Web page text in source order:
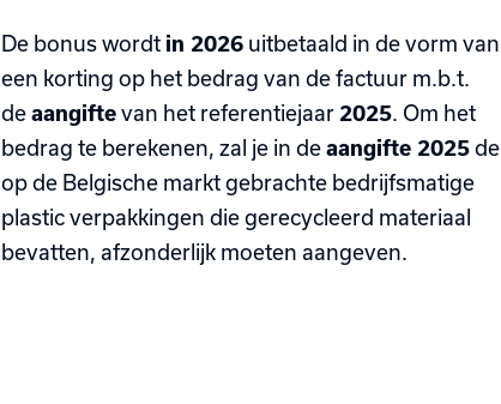
De bonus wordt in 2026 uitbetaald in de vorm van
een korting op het bedrag van de factuur m.b.t.
deaangifte van het referentiejaar 2025. Om het
bedrag te berekenen, zal je in deaangifte 2025 de
op de Belgische markt gebrachte bedrijfsmatige
plastic verpakkingen die gerecycleerd materiaal
bevatten, afzonderlijk moeten aangeven.